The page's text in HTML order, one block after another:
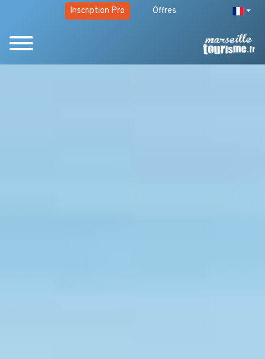
Inscription Pro Offres